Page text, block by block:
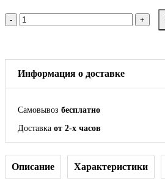
Информация о доставке
Самовывоз бесплатно
Доставка от 2-х часов
Описание Характеристики